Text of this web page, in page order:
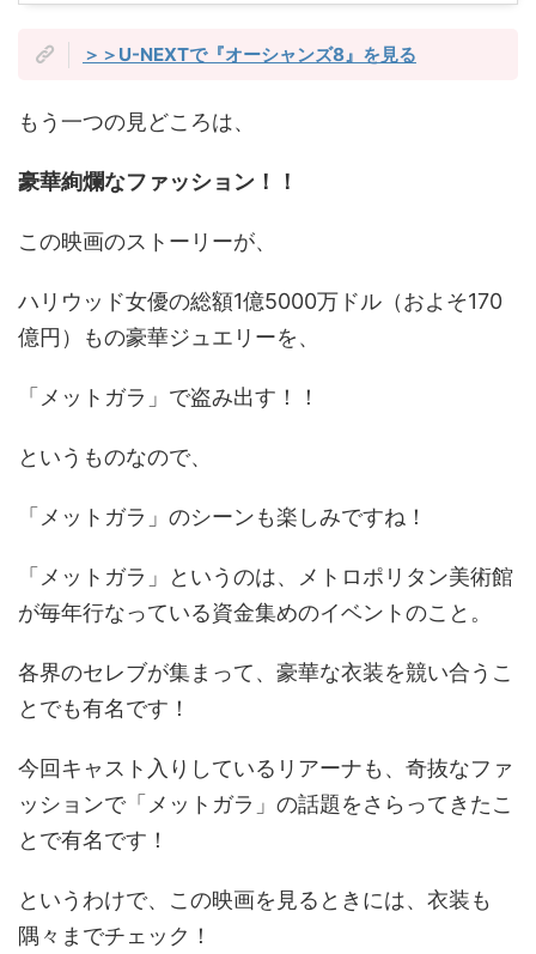
＞＞U-NEXTで『オーシャンズ8』を見る
もう一つの見どころは、
豪華絢爛なファッション！！
この映画のストーリーが、
ハリウッド女優の総額1億5000万ドル（およそ170
億円）もの豪華ジュエリーを、
「メットガラ」で盗み出す！！
というものなので、
「メットガラ」のシーンも楽しみですね！
「メットガラ」というのは、メトロポリタン美術館
が毎年行なっている資金集めのイベントのこと。
各界のセレブが集まって、豪華な衣装を競い合うこ
とでも有名です！
今回キャスト入りしているリアーナも、奇抜なファ
ッションで「メットガラ」の話題をさらってきたこ
とで有名です！
というわけで、この映画を見るときには、衣装も
隅々までチェック！